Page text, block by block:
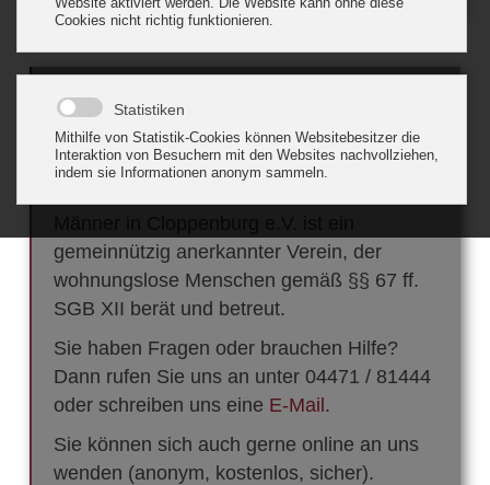
Herzlich Willkommen beim
SKFM Cloppenburg!
gemeinnützig anerkannter Verein, der
wohnungslose Menschen gemäß §§ 67 ff.
SGB XII berät und betreut.
Sie haben Fragen oder brauchen Hilfe?
Dann rufen Sie uns an unter 04471 / 81444
oder schreiben uns eine E-Mail.
Sie können sich auch gerne online an uns
wenden (anonym, kostenlos, sicher).